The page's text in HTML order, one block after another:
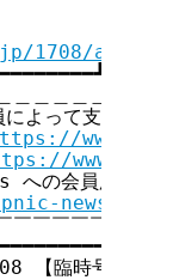
よって支えら
会員広告無料
￣￣￣￣￣￣￣
【臨時号】